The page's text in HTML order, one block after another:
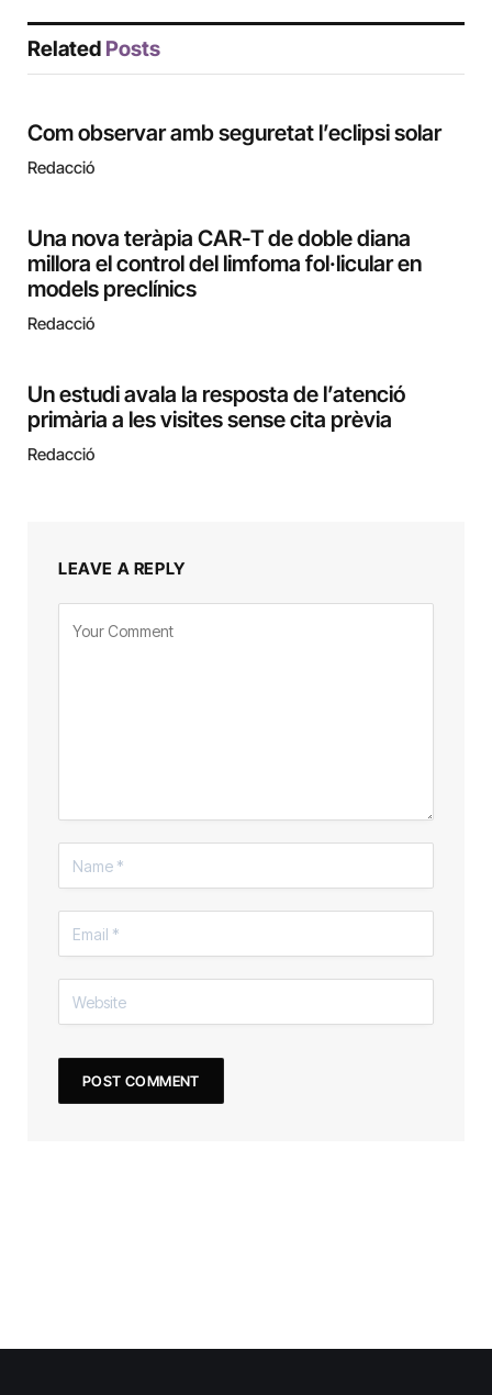
Related Posts
Com observar amb seguretat l’eclipsi solar
Redacció
Una nova teràpia CAR-T de doble diana
millora el control del limfoma fol·licular en
models preclínics
Redacció
Un estudi avala la resposta de l’atenció
primària a les visites sense cita prèvia
Redacció
LEAVE A REPLY